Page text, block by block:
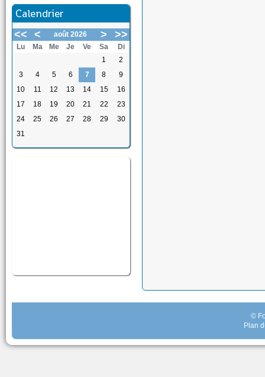
Calendrier
<< < août 2026 > >>
Lu Ma Me Je Ve Sa
Di
1
2
3
4 5 6 7 8
9
10
11 12 13 14 15
16
17
18 19 20 21 22
23
24
25 26 27 28 29
30
31
©
Plan